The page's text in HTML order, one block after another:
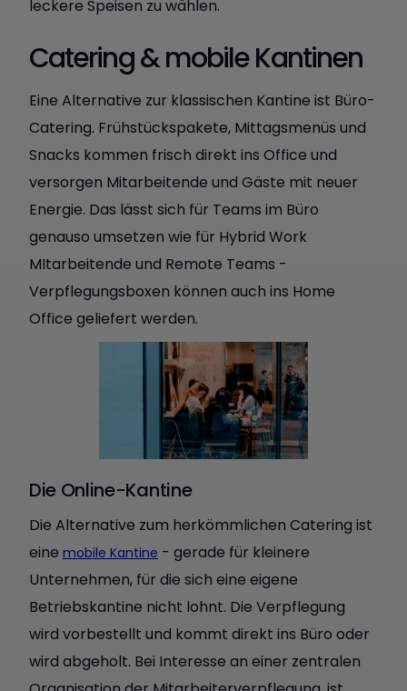
leckere Speisen zu wählen.
Catering & mobile Kantinen
Eine Alternative zur klassischen Kantine ist Büro-
Catering. Frühstückspakete, Mittagsmenüs und
Snacks kommen frisch direkt ins Office und
versorgen Mitarbeitende und Gäste mit neuer
Energie. Das lässt sich für Teams im Büro
genauso umsetzen wie für Hybrid Work
MItarbeitende und Remote Teams -
Verpflegungsboxen können auch ins Home
Office geliefert werden.
Die Online-Kantine
Die Alternative zum herkömmlichen Catering ist
eine mobile Kantine - gerade für kleinere
Unternehmen, für die sich eine eigene
Betriebskantine nicht lohnt. Die Verpflegung
wird vorbestellt und kommt direkt ins Büro oder
wird abgeholt. Bei Interesse an einer zentralen